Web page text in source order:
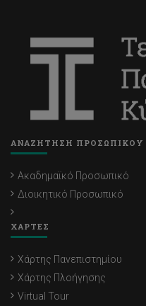
ΑΝΑΖΗΤΗΣΗ ΠΡΟΣΩΠΙΚΟΥ
Ακαδημαϊκό Προσωπικό
Διοικητικό Προσωπικό
ΧΑΡΤΕΣ
Χάρτης Πανεπιστημίου
Χάρτης Πλοήγησης
Virtual Tour